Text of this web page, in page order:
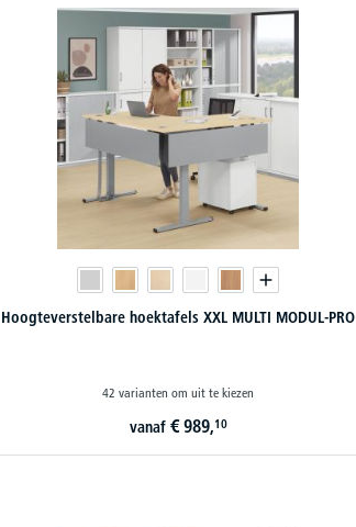
Hoogteverstelbare hoektafels XXL MULTI MODUL-PRO
42 varianten om uit te kiezen
vanaf € 989,10